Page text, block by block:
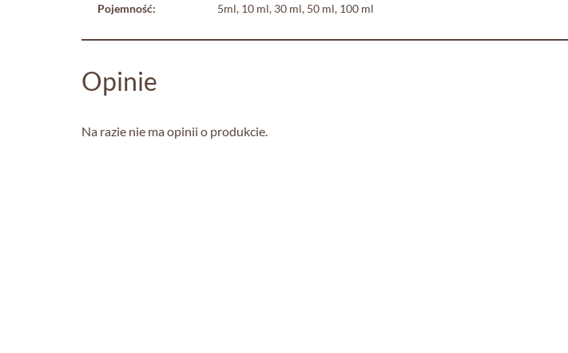
Pojemność: 5ml, 10 ml, 30 ml, 50 ml, 100 ml
Opinie
Na razie nie ma opinii o produkcie.